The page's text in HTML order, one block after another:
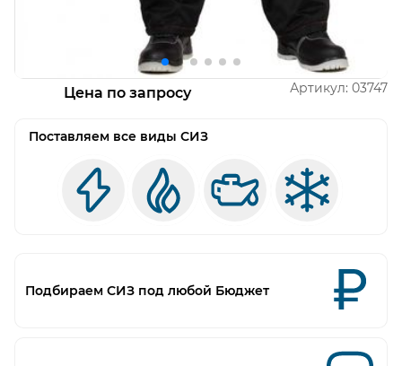
Открыть изображение
Цена по запросу Артикул: 03747
Поставляем все виды СИЗ
Подбираем СИЗ под любой Бюджет